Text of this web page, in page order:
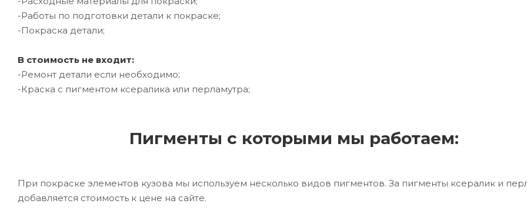
-Работы по подготовки детали к покраске;
-Покраска детали;
В стоимость не входит:
-Ремонт детали если необходимо;
-Краска с пигментом ксералика или перламутра;
Пигменты с которыми мы работаем:
При покраске элементов кузова мы используем несколько видов пигментов. За пигменты ксералик и
добавляется стоимость к цене на сайте.